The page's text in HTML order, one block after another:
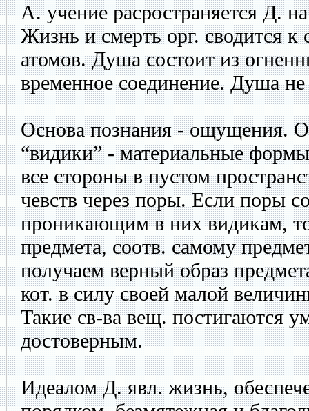
А. учение расространяется Д.
Жизнь и смерть орг. сводится
атомов. Душа состоит из
временное соединение. Душа не
Основа познания - ощущения.
“видики” - материальные
все стороны в пустом
чевств через поры. Если поры
проникающим в них видикам,
предмета, соотв. самому
получаем верный образ
кот. в силу своей малой
Такие св-ва вещ. постигаются
достоверным.
Идеалом Д. явл. жизнь,